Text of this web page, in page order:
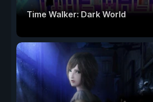
Time Walker: Dark World